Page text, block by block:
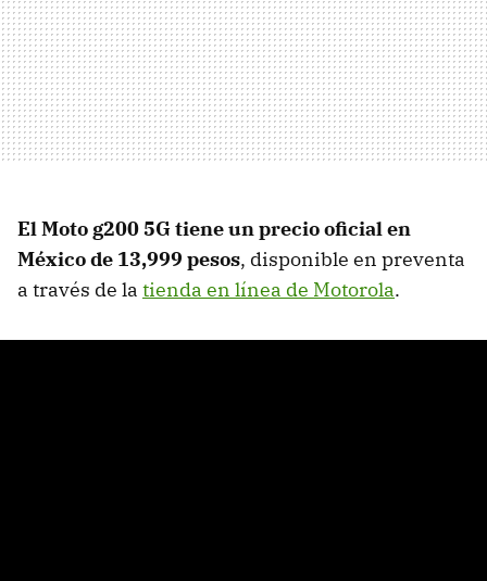
El Moto g200 5G tiene un precio oficial en
México de 13,999 pesos, disponible en preventa
a través de la tienda en línea de Motorola.